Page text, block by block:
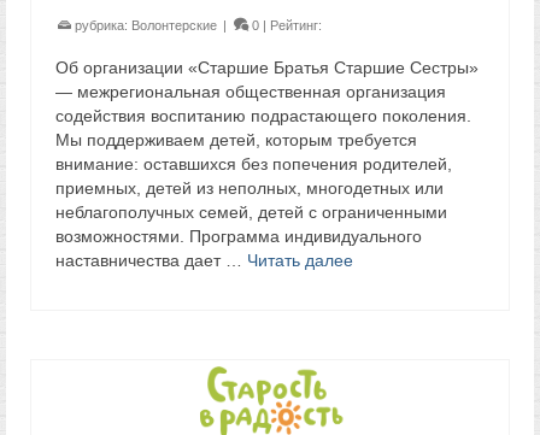
рубрика: Волонтерские 0 | Рейтинг:
Об организации «Старшие Братья Старшие Сестры»
— межрегиональная общественная организация
содействия воспитанию подрастающего поколения.
Мы поддерживаем детей, которым требуется
внимание: оставшихся без попечения родителей,
приемных, детей из неполных, многодетных или
неблагополучных семей, детей с ограниченными
возможностями. Программа индивидуального
наставничества дает … Читать далее